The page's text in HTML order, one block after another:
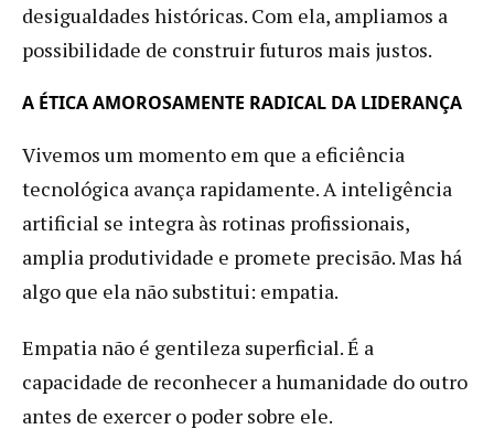
desigualdades históricas. Com ela, ampliamos a
possibilidade de construir futuros mais justos.
A ÉTICA AMOROSAMENTE RADICAL DA LIDERANÇA
Vivemos um momento em que a eficiência
tecnológica avança rapidamente. A inteligência
artificial se integra às rotinas profissionais,
amplia produtividade e promete precisão. Mas há
algo que ela não substitui: empatia.
Empatia não é gentileza superficial. É a
capacidade de reconhecer a humanidade do outro
antes de exercer o poder sobre ele.